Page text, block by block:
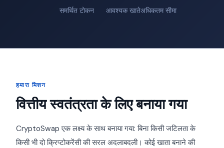
समर्थित टोकन आवश्यक खातेअधिकतम सीमा
हमारा मिशन
वित्तीय स्वतंत्रता के लिए बनाया गया
CryptoSwap एक लक्ष्य के साथ बनाया गया: बिना किसी जटिलता के
किसी भी दो क्रिप्टोकरेंसी की सरल अदलाबदली। कोई खाता बनाने की